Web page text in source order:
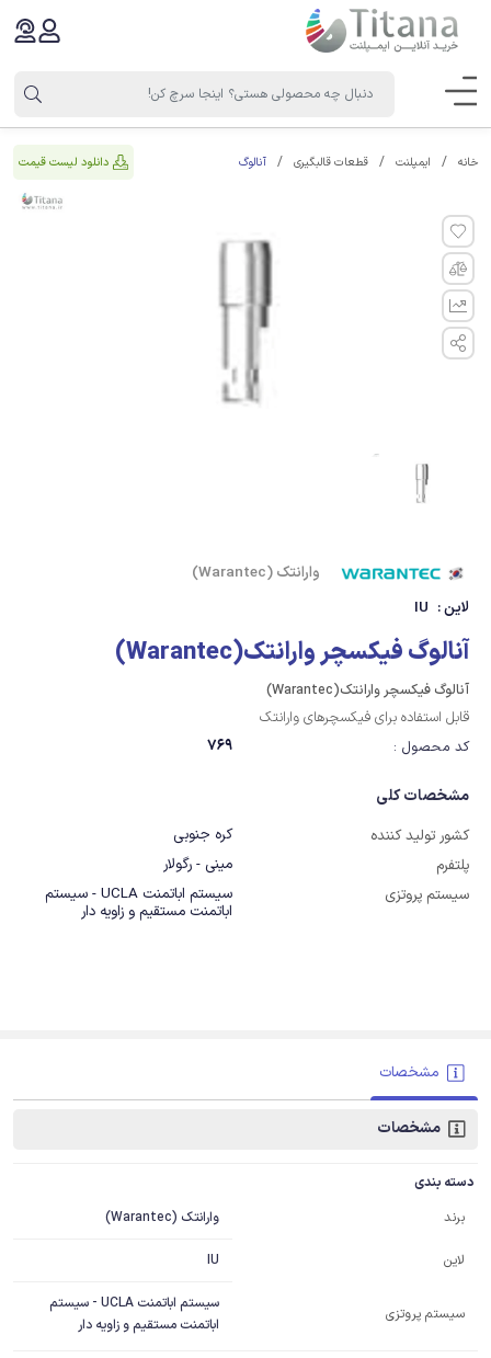
خانه ایمپلنت قطعات قالبگیری آنالوگ دانلود لیست قیمت
وارانتک (Warantec)
لاین : IU
آنالوگ فیکسچر وارانتک(Warantec)
آنالوگ فیکسچر وارانتک(Warantec)
قابل استفاده برای فیکسچرهای وارانتک
کد محصول :
769
مشخصات کلی
کشور تولید کننده
کره جنوبی
پلتفرم
مینی - رگولار
سیستم پروتزی
سیستم اباتمنت UCLA - سیستم
اباتمنت مستقیم و زاویه دار
مشخصات
مشخصات
دسته بندی
برند
وارانتک (Warantec)
لاین IU
سیستم پروتزی
سیستم اباتمنت UCLA - سیستم
اباتمنت مستقیم و زاویه دار